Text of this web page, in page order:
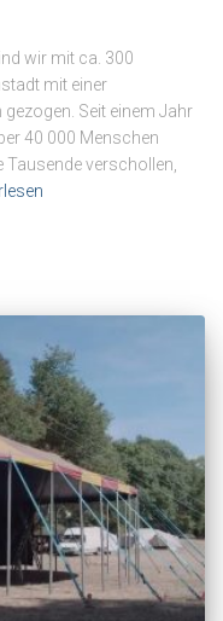
wir mit ca. 300
mit einer
Seit einem Jahr
40 000 Menschen
verschollen,